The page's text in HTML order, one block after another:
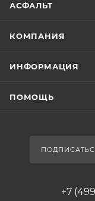
АСФАЛЬТ
КОМПАНИЯ
ИНФОРМАЦИЯ
ПОМОЩЬ
+7